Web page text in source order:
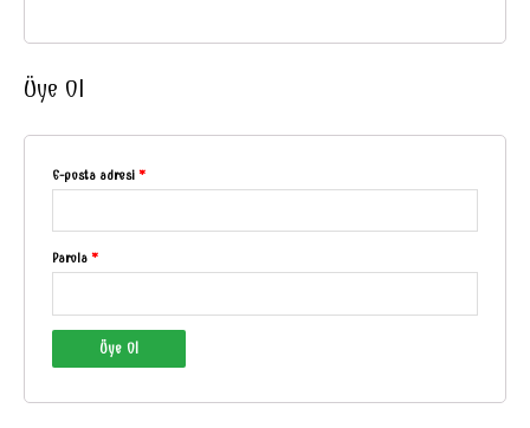
Üye Ol
E-posta adresi *
Parola *
Üye Ol